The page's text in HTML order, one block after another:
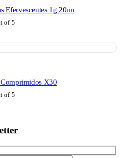
Efervescentes 1g 20un
of 5
X30
of 5